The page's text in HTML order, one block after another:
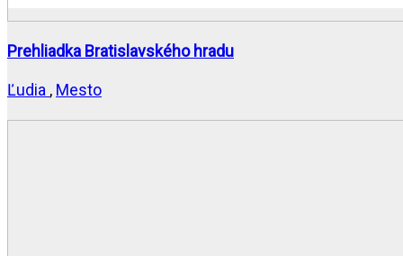
Prehliadka Bratislavského hradu
Ľudia , Mesto